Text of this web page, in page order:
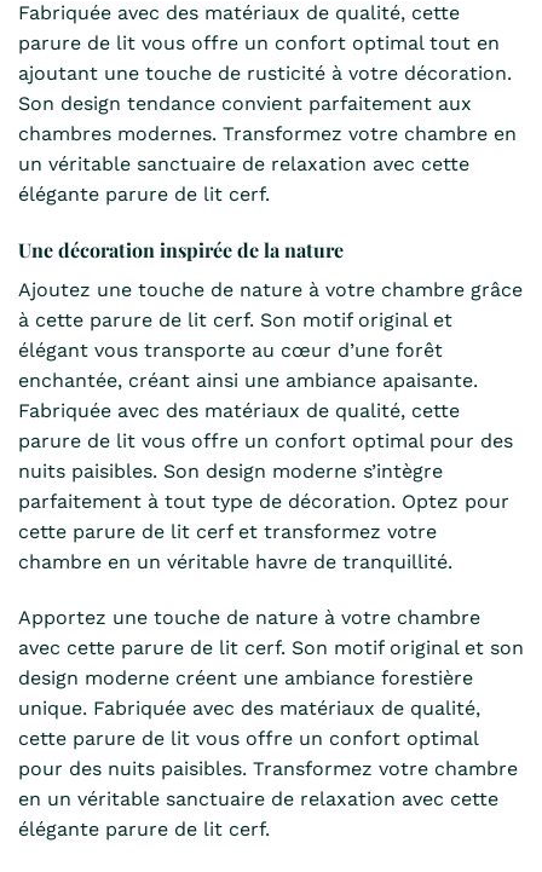
Fabriquée avec des matériaux de qualité, cette
parure de lit vous offre un confort optimal tout en
ajoutant une touche de rusticité à votre décoration.
Son design tendance convient parfaitement aux
chambres modernes. Transformez votre chambre en
un véritable sanctuaire de relaxation avec cette
élégante parure de lit cerf.
Une décoration inspirée de la nature
Ajoutez une touche de nature à votre chambre grâce
à cette parure de lit cerf. Son motif original et
élégant vous transporte au cœur d’une forêt
enchantée, créant ainsi une ambiance apaisante.
Fabriquée avec des matériaux de qualité, cette
parure de lit vous offre un confort optimal pour des
nuits paisibles. Son design moderne s’intègre
parfaitement à tout type de décoration. Optez pour
cette parure de lit cerf et transformez votre
chambre en un véritable havre de tranquillité.
Apportez une touche de nature à votre chambre
avec cette parure de lit cerf. Son motif original et son
design moderne créent une ambiance forestière
unique. Fabriquée avec des matériaux de qualité,
cette parure de lit vous offre un confort optimal
pour des nuits paisibles. Transformez votre chambre
en un véritable sanctuaire de relaxation avec cette
élégante parure de lit cerf.